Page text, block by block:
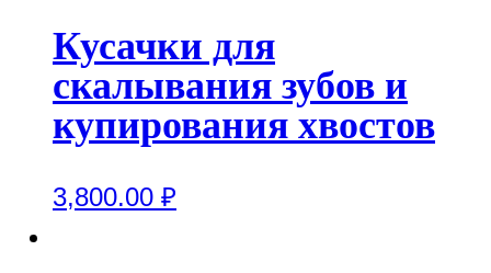
Кусачки для
скалывания зубов и
купирования хвостов
3,800.00 ₽